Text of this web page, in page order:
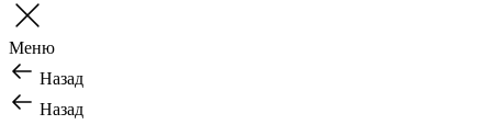
Меню
Назад
Назад